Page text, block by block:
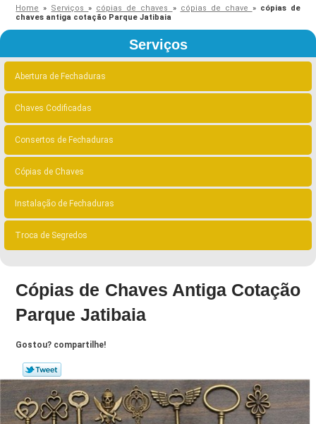
Home » Serviços» cópias de chaves » cópias de chave » cópias de
chaves antiga cotação Parque Jatibaia
Serviços
Abertura de Fechaduras
Chaves Codificadas
Consertos de Fechaduras
Cópias de Chaves
Instalação de Fechaduras
Troca de Segredos
Cópias de Chaves Antiga Cotação
Parque Jatibaia
Gostou? compartilhe!